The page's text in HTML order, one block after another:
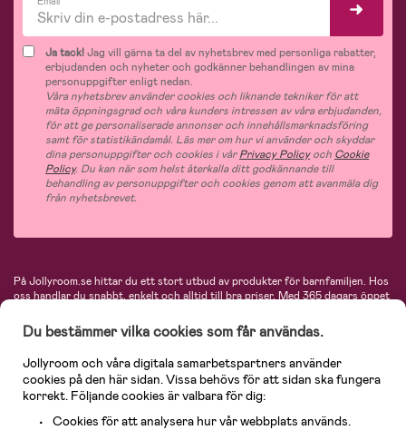
Ja tack!Jag vill gärna ta del av nyhetsbrev med personliga rabatter,
erbjudanden och nyheter och godkänner behandlingen av mina
personuppgifter enligt nedan.
Våra nyhetsbrev använder cookies och liknande tekniker för att
mäta öppningsgrad och våra kunders intressen av våra erbjudanden,
för att ge personaliserade annonser och innehållsmarknadsföring
samt för statistikändamål. Läs mer om hur vi använder och skyddar
dina personuppgifter och cookies i vårPrivacy Policyoch Cookie
Policy. Du kan när som helst återkalla ditt godkännande till
behandling av personuppgifter och cookies genom att avanmäla dig
från nyhetsbrevet.
På Jollyroom.se hittar du ett stort utbud av produkter för barnfamiljen. Hos
oss handlar du snabbt, enkelt och alltid till bra priser.Med 365 dagars öppet
hos oss. I vårt sortiment hittar du barnvagnar, bilstolar, kläder för barn och
baby, produkter för mamman, massor av inspirerande inredning, leksaker,
babyprodukter och mycket mer. Vi erbjuder produkter från välkända
varumärken så som Britax, Maxi-Cosi, Baby Jogger, BabyBjörn, Didriksons,
KidKraft, Ergobaby, Philips Avent, Neonate, Cybex, LEGO och många fler.
Välkommen in och kika runt i Nordens största barn- och babybutik på nätet!
Du bestämmer vilka cookies som får användas.
Jollyroom och våra digitala samarbetspartners använder
cookies på den här sidan. Vissa behövs för att sidan ska fungera
korrekt. Följande cookies är valbara för dig:
Cookies för att analysera hur vår webbplats används.